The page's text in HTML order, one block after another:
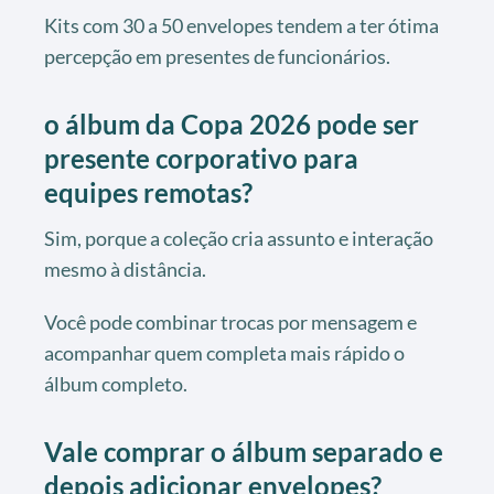
Kits com 30 a 50 envelopes tendem a ter ótima
percepção em presentes de funcionários.
o álbum da Copa 2026 pode ser
presente corporativo para
equipes remotas?
Sim, porque a coleção cria assunto e interação
mesmo à distância.
Você pode combinar trocas por mensagem e
acompanhar quem completa mais rápido o
álbum completo.
Vale comprar o álbum separado e
depois adicionar envelopes?